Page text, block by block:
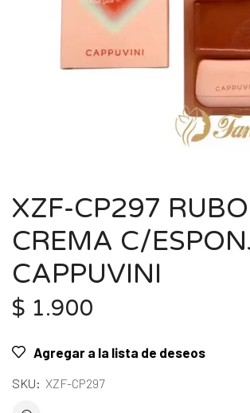
XZF-CP297
CREMA C/
CAPPUVINI
$ 1.900
Agregar a la lista de deseos
SKU: XZF-CP297